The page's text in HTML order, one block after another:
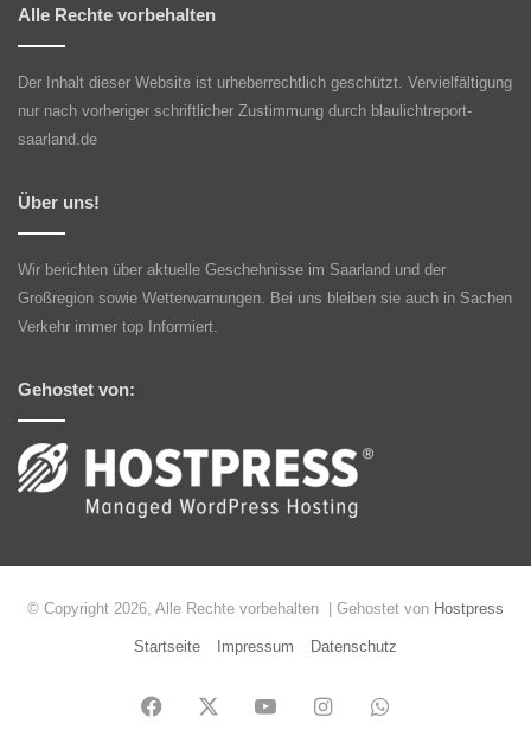
Alle Rechte vorbehalten
Der Inhalt dieser Website ist urheberrechtlich geschützt. Vervielfältigung
nur nach vorheriger schriftlicher Zustimmung durch blaulichtreport-
saarland.de
Über uns!
Wir berichten über aktuelle Geschehnisse im Saarland und der
Großregion sowie Wetterwarnungen. Bei uns bleiben sie auch in Sachen
Verkehr immer top Informiert.
Gehostet von:
© Copyright 2026, Alle Rechte vorbehalten | Gehostet von Hostpress
Startseite Impressum Datenschutz
Facebook YouTubeInstagramWhatsApp